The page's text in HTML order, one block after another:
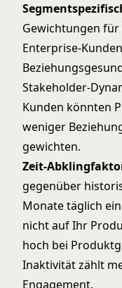
Gewichtungen für
Enterprise-
Stakeholder-
Kunden könnten
weniger
gewichten.
Zeit-
gegenüber
Monate täglich
nicht auf Ihr
hoch bei
Inaktivität zählt
Engagement.